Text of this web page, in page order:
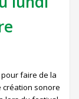
faire de la
création sonore